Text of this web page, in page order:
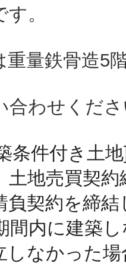
。
重量鉄骨造5
合わせくだ
条件付き土
地売買契約
負契約を締
間内に建築
しなかった